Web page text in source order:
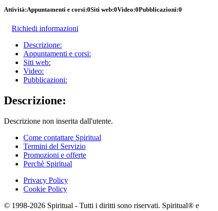
Attività:Appuntamenti e corsi:0Siti web:0Video:0Pubblicazioni:0
Richiedi informazioni
Descrizione:
Appuntamenti e corsi:
Siti web:
Video:
Pubblicazioni:
Descrizione:
Descrizione non inserita dall'utente.
Come contattare Spiritual
Termini del Servizio
Promozioni e offerte
Perchè Spiritual
Privacy Policy
Cookie Policy
© 1998-2026 Spiritual - Tutti i diritti sono riservati. Spiritual® e